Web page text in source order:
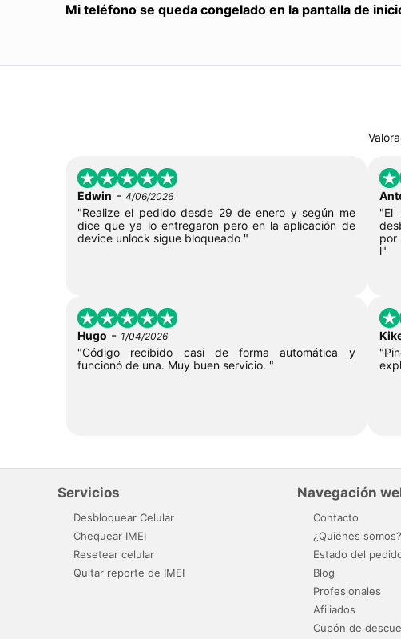
Mi teléfono se queda congelado en la pantalla de
Edwin - 4/06/2026
"Realize el pedido desde 29 de enero y según me
dice que ya lo entregaron pero en la aplicación de
device unlock sigue bloqueado "
"El
por
l"
Hugo - 1/04/2026
"Código recibido casi de forma automática y
funcionó de una. Muy buen servicio. "
Servicios
Desbloquear Celular
Chequear IMEI
Resetear celular
Quitar reporte de IMEI
Navegación
Contacto
¿Quiénes somos?
Estado del
Blog
Profesionales
Afiliados
Cupón de